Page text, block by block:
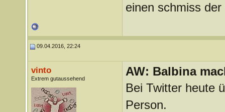
einen schmiss
09.04.2016, 22:24
vinto
Extrem gutaussehend
AW: Balbina
Bei Twitter heute
Person.